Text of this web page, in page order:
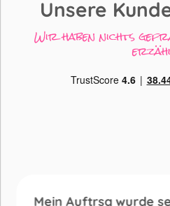
Unsere
Wir haben nichts
Mein Auftrsg wurde